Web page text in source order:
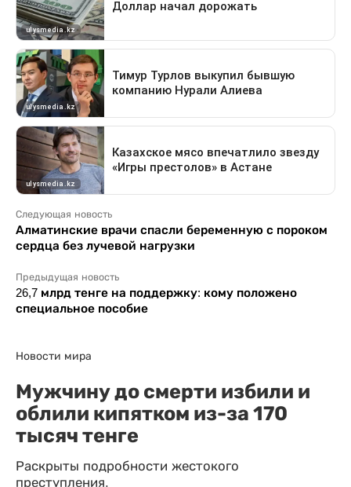
Следующая новость
Алматинские врачи спасли беременную с пороком
сердца без лучевой нагрузки
Предыдущая новость
26,7 млрд тенге на поддержку: кому положено
специальное пособие
Новости мира
Мужчину до смерти избили и
облили кипятком из-за 170
тысяч тенге
Раскрыты подробности жестокого
преступления.